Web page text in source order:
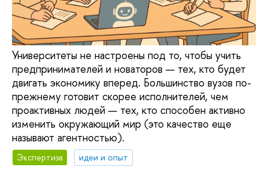
Университеты не настроены под то, чтобы учить
предпринимателей и новаторов — тех, кто будет
двигать экономику вперед. Большинство вузов по-
прежнему готовит скорее исполнителей, чем
проактивных людей — тех, кто способен активно
изменить окружающий мир (это качество еще
называют агентностью).
Экспертиза
идеи и опыт